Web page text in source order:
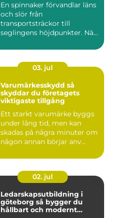
En spinnaker förvandlar läns
och slör från
transportsträckor till
seglingens höjdpunkter. När
03. jul
Varumärkesskydd så
skyddar du företagets
viktigaste tillgång
Ett starkt varumärke byggs
under lång tid, men kan
skadas på några minuter om
någon annan börjar anv...
02. jul
Ledarskapsutbildning i
göteborg så bygger du
hållbart och modernt